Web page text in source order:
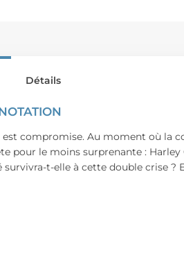
compromise. Au moment où la
pour le moins surprenante :
survivra-t-elle à cette double crise
Détails